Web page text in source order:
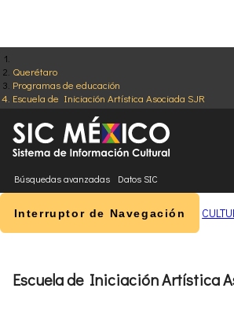
Querétaro
Programas de educación
Escuela de Iniciación Artística Asociada SJR
Búsquedas avanzadas Datos SIC
Interruptor de Navegación
Escuela de Iniciación Artística